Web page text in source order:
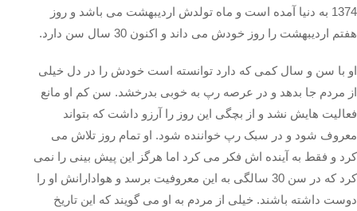
1374 به دنیا آمده است و ماه تولدش اردیبهشت می باشد و روز
هفتم اردیبهشت را روز خودش می داند و اکنون 30 سال سن دارد.
او با سن و سال کمی که دارد توانسته است خودش را در دل خیلی
از مردم جا بدهد و در عرصه رپ به خوبی بدرخشد. سن کم او مانع
فعالیت هایش نشد و از بچگی این روز را آرزو داشت که بتواند
معروف شود و در سبک رپ خواننده شود. او تمام روز تلاش می
کرد و فقط به آینده اش فکر می کرد اما هرگز این پیش بینی را نمی
کرد که در سن 30 سالگی به این معروفیت برسد و هوادارانش او را
دوست داشته باشند. خیلی از مردم به او می گویند که این تاریخ